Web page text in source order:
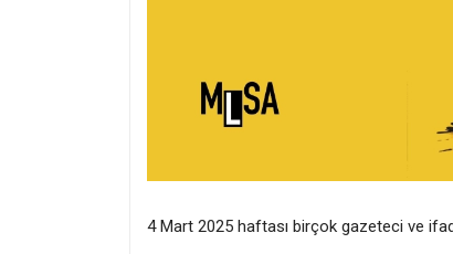
4 Mart 2025 haftası birçok gazeteci ve